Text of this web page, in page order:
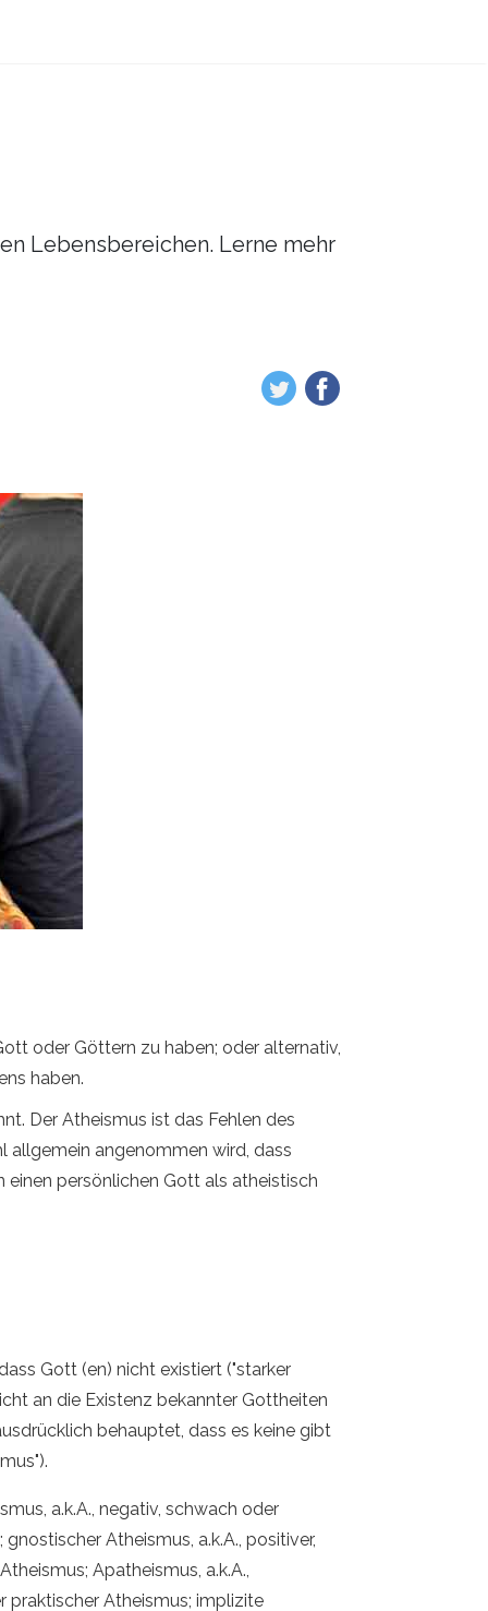
Lebensbereichen. Lerne mehr
oder Göttern zu haben; oder alternativ,
haben.
Der Atheismus ist das Fehlen des
allgemein angenommen wird, dass
einen persönlichen Gott als atheistisch
Gott (en) nicht existiert ("starker
an die Existenz bekannter Gottheiten
behauptet, dass es keine gibt
a.k.A., negativ, schwach oder
Atheismus, a.k.A., positiver,
Apatheismus, a.k.A.,
praktischer Atheismus; implizite